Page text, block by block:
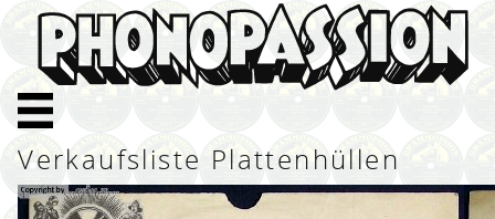
Verkaufsliste Plattenhüllen